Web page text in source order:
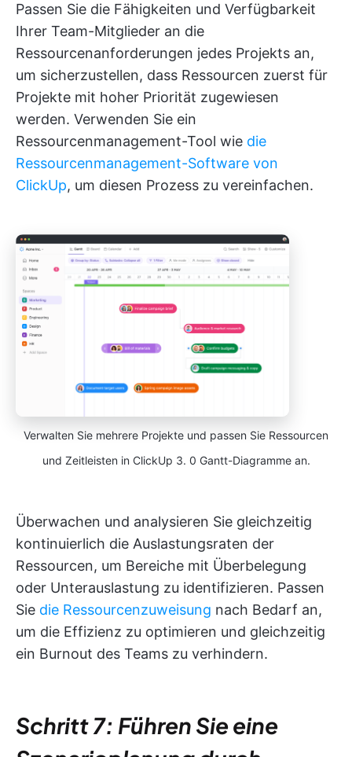
Passen Sie die Fähigkeiten und Verfügbarkeit
Ihrer Team-Mitglieder an die
Ressourcenanforderungen jedes Projekts an,
um sicherzustellen, dass Ressourcen zuerst für
Projekte mit hoher Priorität zugewiesen
werden. Verwenden Sie ein
Ressourcenmanagement-Tool wie die
Ressourcenmanagement-Software von
ClickUp, um diesen Prozess zu vereinfachen.
Verwalten Sie mehrere Projekte und passen Sie Ressourcen
und Zeitleisten in ClickUp 3. 0 Gantt-Diagramme an.
Überwachen und analysieren Sie gleichzeitig
kontinuierlich die Auslastungsraten der
Ressourcen, um Bereiche mit Überbelegung
oder Unterauslastung zu identifizieren. Passen
Sie die Ressourcenzuweisung nach Bedarf an,
um die Effizienz zu optimieren und gleichzeitig
ein Burnout des Teams zu verhindern.
Schritt 7: Führen Sie eine